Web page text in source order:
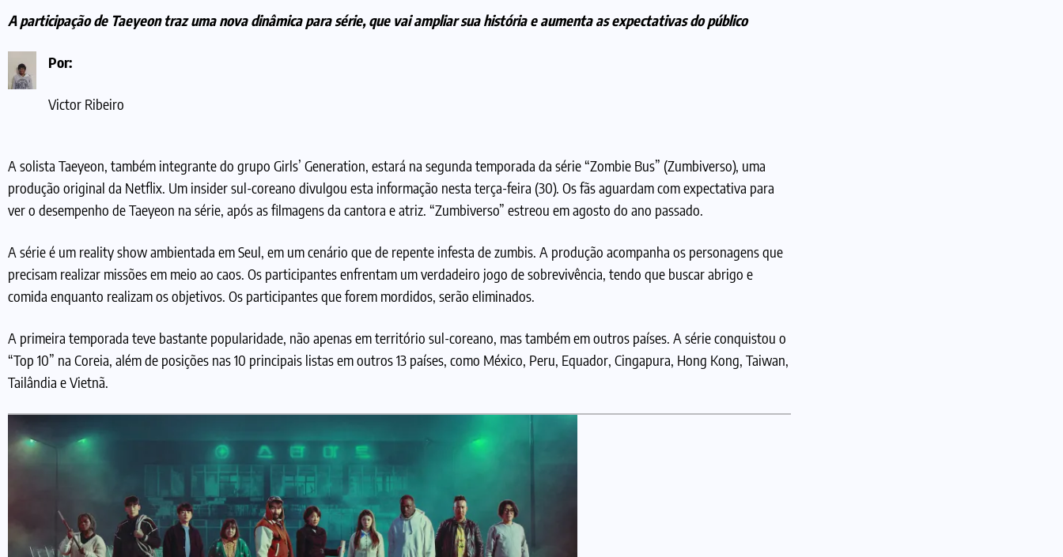
A participação de Taeyeon traz uma nova dinâmica para série, que vai ampliar sua história e aumenta as expectativas do público
Por:
Victor Ribeiro
A solista Taeyeon, também integrante do grupo Girls’ Generation, estará na segunda temporada da série “Zombie Bus” (Zumbiverso), uma
produção original da Netflix. Um insider sul-coreano divulgou esta informação nesta terça-feira (30). Os fãs aguardam com expectativa para
ver o desempenho de Taeyeon na série, após as filmagens da cantora e atriz. “Zumbiverso” estreou em agosto do ano passado.
A série é um reality show ambientada em Seul, em um cenário que de repente infesta de zumbis. A produção acompanha os personagens que
precisam realizar missões em meio ao caos. Os participantes enfrentam um verdadeiro jogo de sobrevivência, tendo que buscar abrigo e
comida enquanto realizam os objetivos. Os participantes que forem mordidos, serão eliminados.
A primeira temporada teve bastante popularidade, não apenas em território sul-coreano, mas também em outros países. A série conquistou o
“Top 10” na Coreia, além de posições nas 10 principais listas em outros 13 países, como México, Peru, Equador, Cingapura, Hong Kong, Taiwan,
Tailândia e Vietnã.